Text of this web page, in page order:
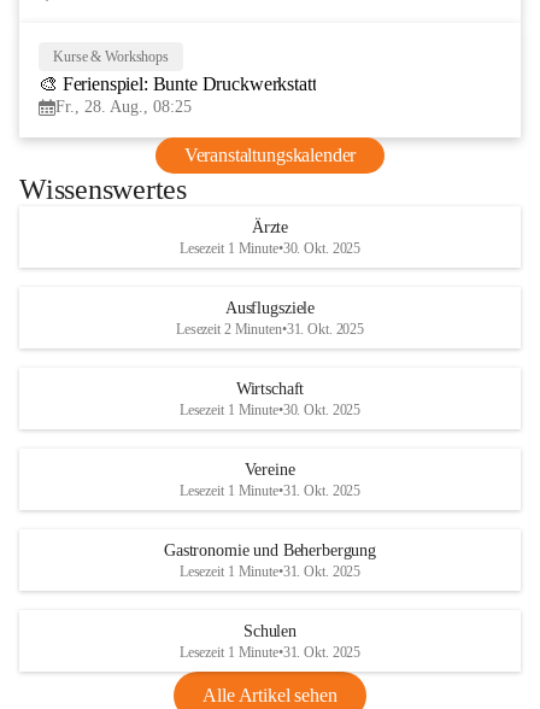
Kurse & Workshops
🎨 Ferienspiel: Bunte Druckwerkstatt
Fr., 28. Aug., 08:25
Veranstaltungskalender
Wissenswertes
Ärzte
Lesezeit 1 Minute•30. Okt. 2025
Ausflugsziele
Lesezeit 2 Minuten•31. Okt. 2025
Wirtschaft
Lesezeit 1 Minute•30. Okt. 2025
Vereine
Lesezeit 1 Minute•31. Okt. 2025
Gastronomie und Beherbergung
Lesezeit 1 Minute•31. Okt. 2025
Schulen
Lesezeit 1 Minute•31. Okt. 2025
Alle Artikel sehen